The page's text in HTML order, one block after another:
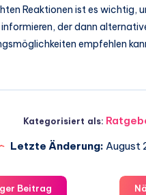
Reaktionen ist es wichtig,
der dann
empfehlen
Kategorisiert als:
Letzte Änderung: August
Beitrag